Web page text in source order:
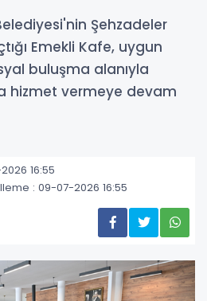
Şehzadeler
Emekli Kafe, uygun
buluşma alanıyla
hizmet vermeye devam
16:55
: 09-07-2026 16:55